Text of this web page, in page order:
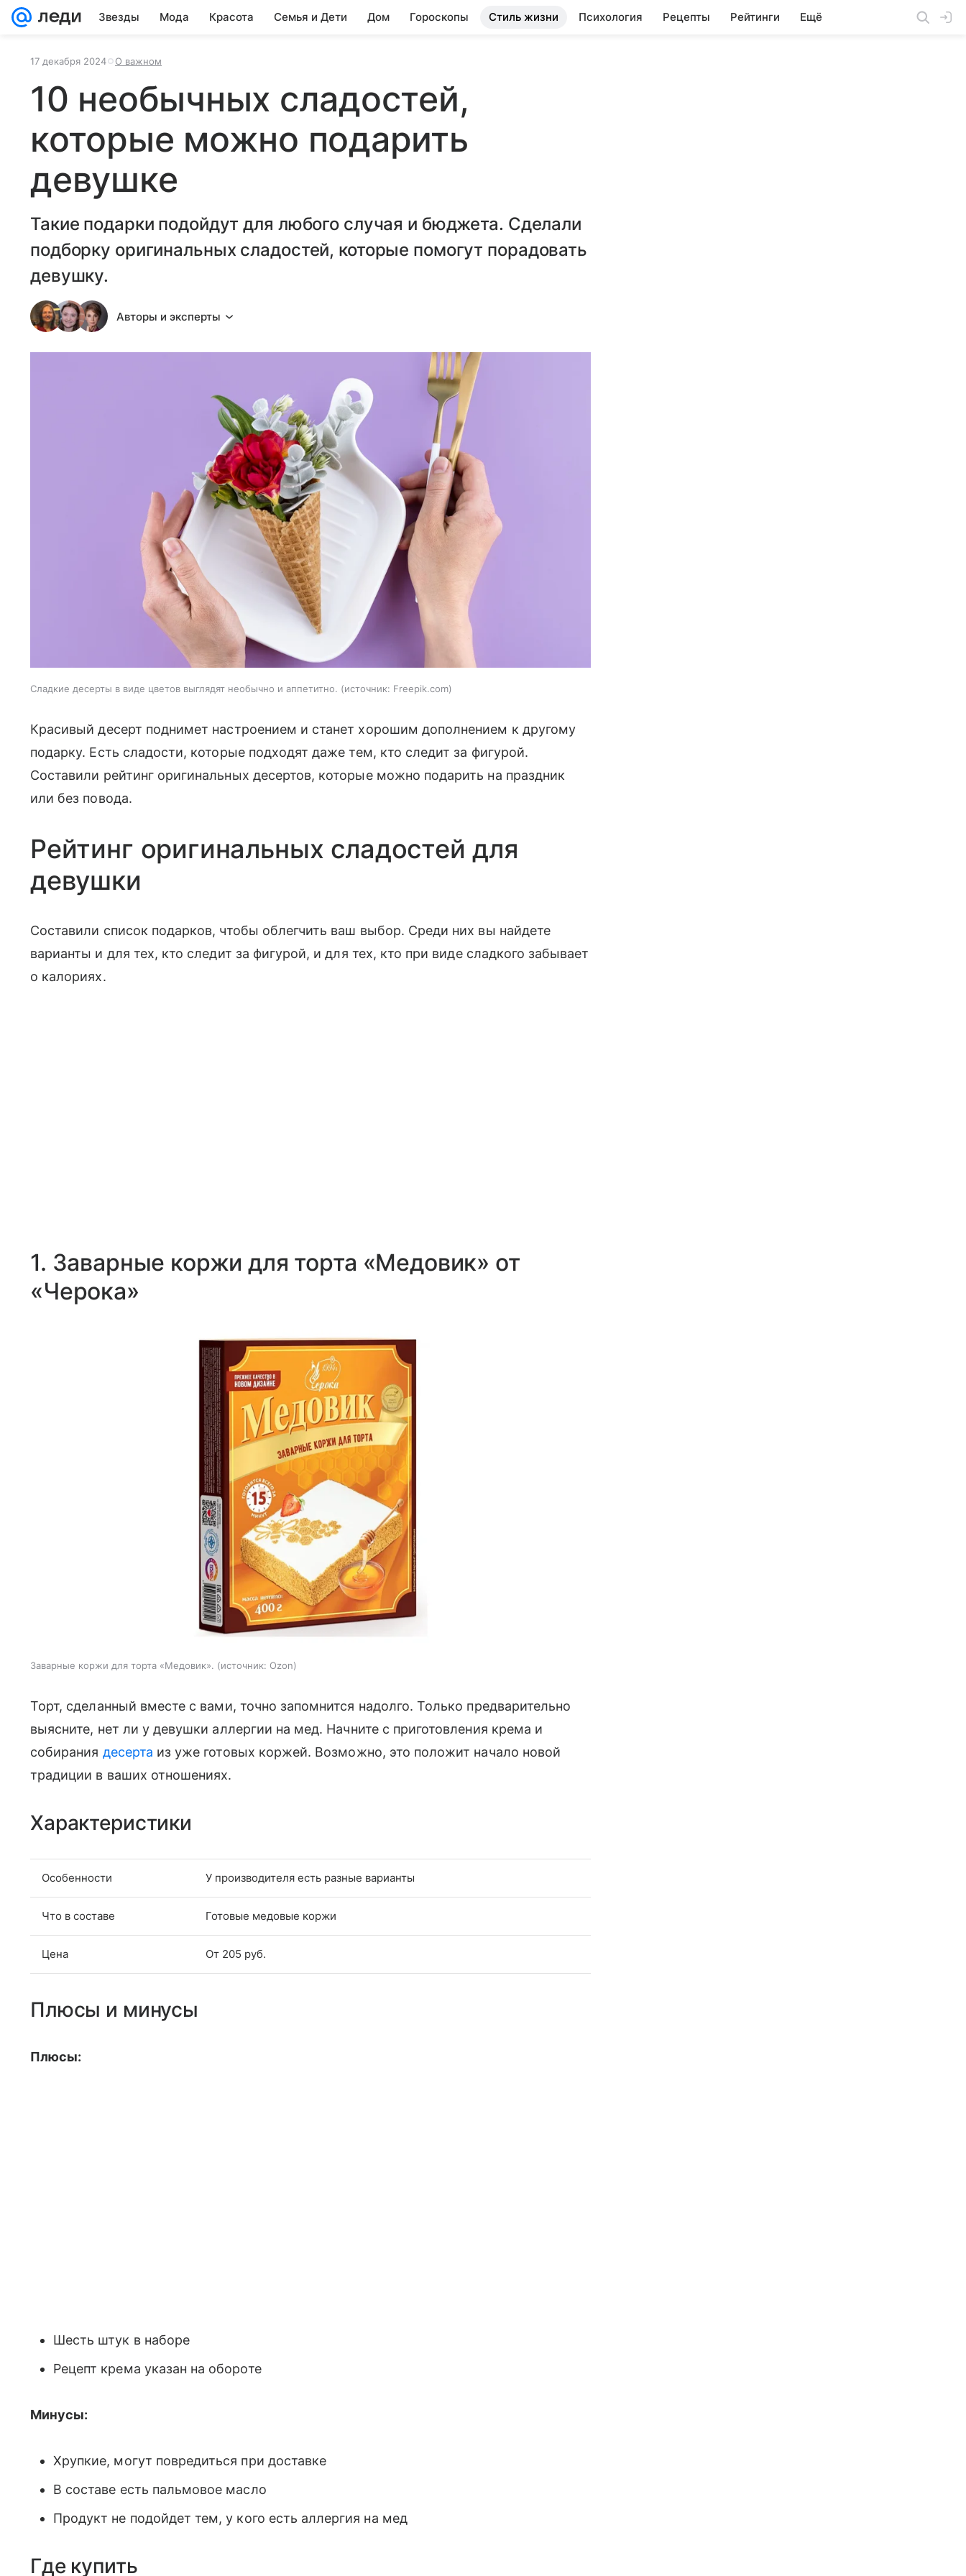
Звезды Мода Красота Семья и Дети Дом Гороскопы Стиль жизни Психология Рецепты Рейтинги Ещё
17 декабря 2024 О важном
10 необычных сладостей,
которые можно подарить
девушке
Такие подарки подойдут для любого случая и бюджета. Сделали
подборку оригинальных сладостей, которые помогут порадовать
девушку.
Авторы и эксперты
Сладкие десерты в виде цветов выглядят необычно и аппетитно. источник: Freepik.com
Красивый десерт поднимет настроением и станет хорошим дополнением к другому
подарку. Есть сладости, которые подходят даже тем, кто следит за фигурой.
Составили рейтинг оригинальных десертов, которые можно подарить на праздник
или без повода.
Рейтинг оригинальных сладостей для
девушки
Составили список подарков, чтобы облегчить ваш выбор. Среди них вы найдете
варианты и для тех, кто следит за фигурой, и для тех, кто при виде сладкого забывает
о калориях.
1. Заварные коржи для торта «Медовик» от
«Черока»
Заварные коржи для торта «Медовик». источник: Ozon
Торт, сделанный вместе с вами, точно запомнится надолго. Только предварительно
выясните, нет ли у девушки аллергии на мед. Начните с приготовления крема и
собирания десерта из уже готовых коржей. Возможно, это положит начало новой
традиции в ваших отношениях.
Характеристики
Особенности У производителя есть разные варианты
Что в составе Готовые медовые коржи
Цена От 205 руб.
Плюсы и минусы
Плюсы:
Шесть штук в наборе
Рецепт крема указан на обороте
Минусы:
Хрупкие, могут повредиться при доставке
В составе есть пальмовое масло
Продукт не подойдет тем, у кого есть аллергия на мед
Где купить